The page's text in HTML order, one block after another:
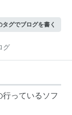
タグでブログを書く
グ
行っているソフ